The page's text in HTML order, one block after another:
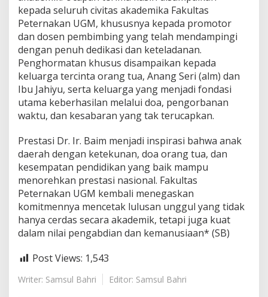
kepada seluruh civitas akademika Fakultas
Peternakan UGM, khususnya kepada promotor
dan dosen pembimbing yang telah mendampingi
dengan penuh dedikasi dan keteladanan.
Penghormatan khusus disampaikan kepada
keluarga tercinta orang tua, Anang Seri (alm) dan
Ibu Jahiyu, serta keluarga yang menjadi fondasi
utama keberhasilan melalui doa, pengorbanan
waktu, dan kesabaran yang tak terucapkan.
Prestasi Dr. Ir. Baim menjadi inspirasi bahwa anak
daerah dengan ketekunan, doa orang tua, dan
kesempatan pendidikan yang baik mampu
menorehkan prestasi nasional. Fakultas
Peternakan UGM kembali menegaskan
komitmennya mencetak lulusan unggul yang tidak
hanya cerdas secara akademik, tetapi juga kuat
dalam nilai pengabdian dan kemanusiaan* (SB)
Post Views: 1,543
Writer: Samsul Bahri Editor: Samsul Bahri